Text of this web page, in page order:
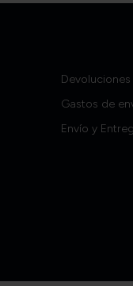
Devoluciones
Gastos de
Envío y